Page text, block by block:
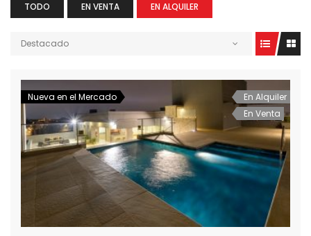
TODO EN VENTA EN ALQUILER
Destacado
Nueva en el Mercado
En Alquiler
En Venta